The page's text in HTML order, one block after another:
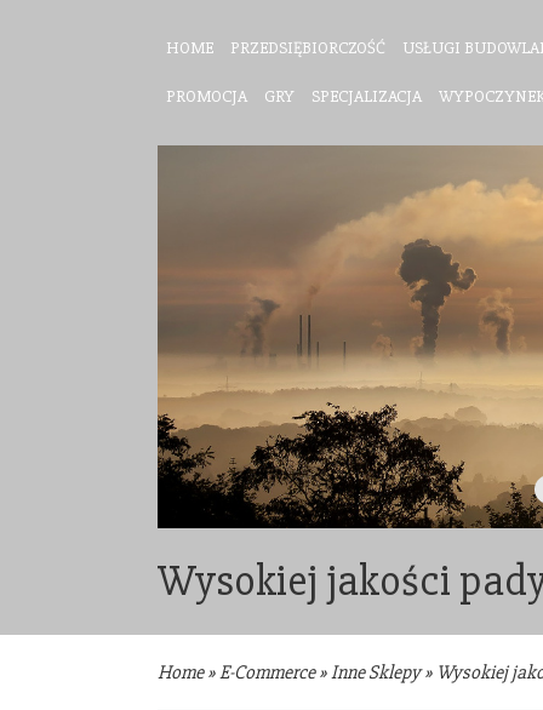
HOME PRZEDSIĘBIORCZOŚĆ USŁUGI
PROMOCJA GRY SPECJALIZACJA
Wysokiej jakości
Home»E-Commerce»Inne Sklepy» Wysokiej